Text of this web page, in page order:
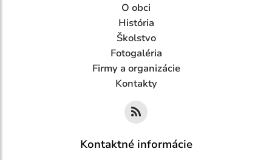
O obci
História
Školstvo
Fotogaléria
Firmy a organizácie
Kontakty
Kontaktné informácie